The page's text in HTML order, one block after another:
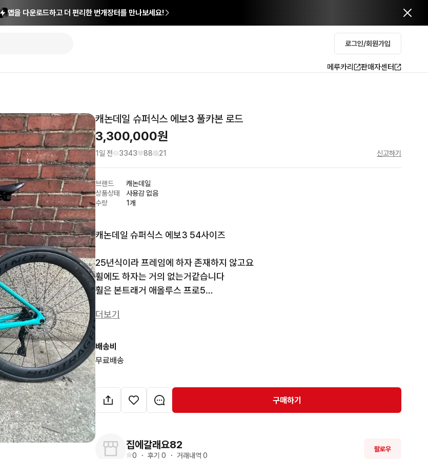
앱을 다운로드하고 더 편리한 번개장터를 만나보세요!
로그인/회원가입
메루카리 판매자센터
캐논데일 슈퍼식스 에보3 풀카본 로드
3,300,000원
1일 전 3343 88 21 신고하기
브랜드
캐논데일
상품상태
사용감 없음
수량
1개
캐논데일 슈퍼식스 에보3 54사이즈
25년식이라 프레임에 하자 존재하지 않고요
휠에도 하자는 거의 없는거같습니다
훨은 본트래거 애올루스 프로5
핸들바는 비젼 핸들바입니다
판매만 합니다
다음주월요일부터 가격 다시 올립니다
더보기
배송비
무료배송
구매하기
집에갈래요82
0 ・ 후기 0 ・ 거래내역 0
팔로우